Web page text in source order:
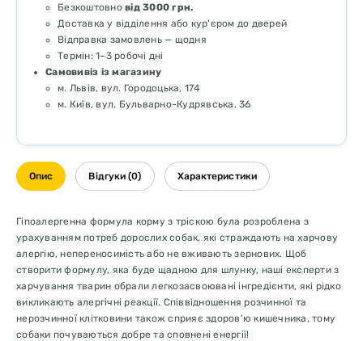
Безкоштовно від 3000 грн.
Доставка у відділення або кур'єром до дверей
Відправка замовлень — щодня
Термін: 1–3 робочі дні
Самовивіз із магазину
м. Львів, вул. Городоцька, 174
м. Київ, вул. Бульварно-Кудрявська, 36
Опис Відгуки (0) Характеристики
Гіпоалергенна формула корму з тріскою була розроблена з
урахуванням потреб дорослих собак, які страждають на харчову
алергію, непереносимість або не вживають зернових. Щоб
створити формулу, яка буде щадною для шлунку, наші експерти з
харчування тварин обрали легкозасвоювані інгредієнти, які рідко
викликають алергічні реакції. Співвідношення розчинної та
нерозчинної клітковини також сприяє здоров'ю кишечника, тому
собаки почуваються добре та сповнені енергії!